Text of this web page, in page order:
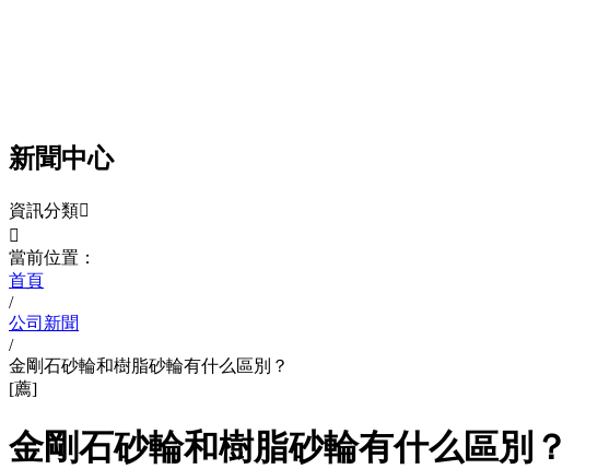
新聞中心
資訊分類

當前位置：
首頁
/
公司新聞
/
金剛石砂輪和樹脂砂輪有什么區別？
[薦]
金剛石砂輪和樹脂砂輪有什么區別？